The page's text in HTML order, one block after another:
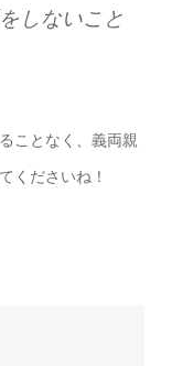
しないこと
ことなく、義両親
くださいね！